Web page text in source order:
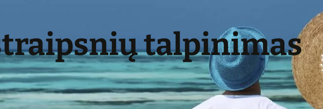
talpinimas